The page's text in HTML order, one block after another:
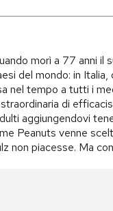
morì a 77 anni il
del mondo: in
nel tempo a tutti i
di
aggiungendovi
Peanuts venne
non piacesse. Ma